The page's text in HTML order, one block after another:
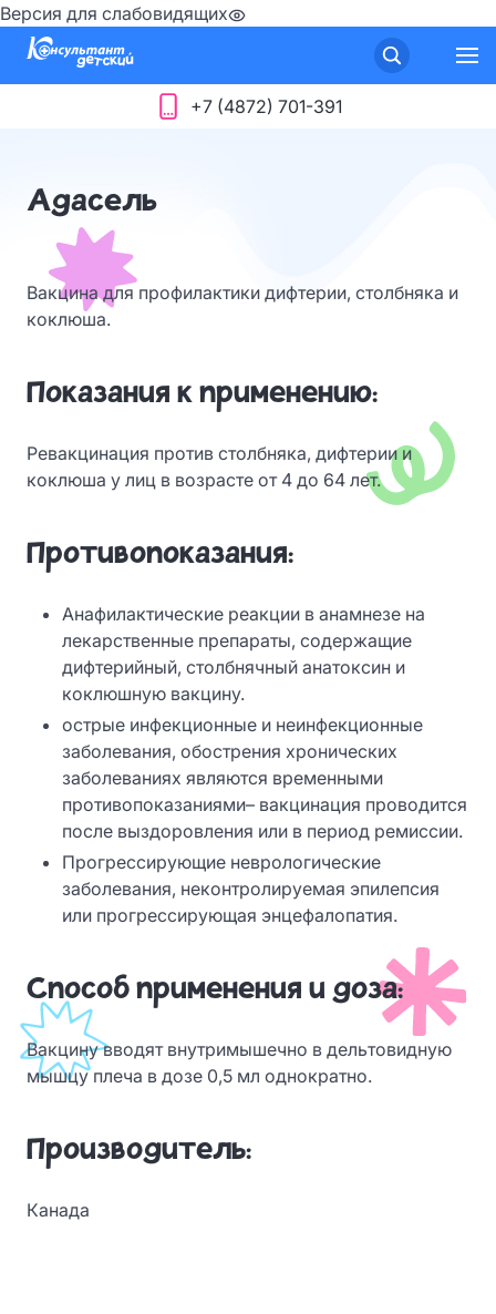
Версия для слабовидящих
+7 (4872) 701-391
Адасель
Вакцина для профилактики дифтерии, столбняка и
коклюша.
Показания к применению:
Ревакцинация против столбняка, дифтерии и
коклюша у лиц в возрасте от 4 до 64 лет.
Противопоказания:
Анафилактические реакции в анамнезе на
лекарственные препараты, содержащие
дифтерийный, столбнячный анатоксин и
коклюшную вакцину.
острые инфекционные и неинфекционные
заболевания, обострения хронических
заболеваниях являются временными
противопоказаниями– вакцинация проводится
после выздоровления или в период ремиссии.
Прогрессирующие неврологические
заболевания, неконтролируемая эпилепсия
или прогрессирующая энцефалопатия.
Способ применения и доза:
Вакцину вводят внутримышечно в дельтовидную
мышцу плеча в дозе 0,5 мл однократно.
Производитель:
Канада